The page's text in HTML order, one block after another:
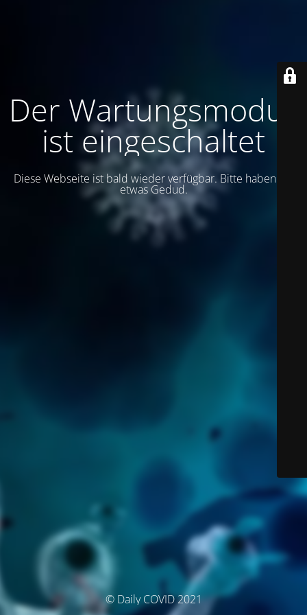
Der Wartungsmodus
ist eingeschaltet
Diese Webseite ist bald wieder verfügbar. Bitte haben Sie
etwas Gedud.
© Daily COVID 2021